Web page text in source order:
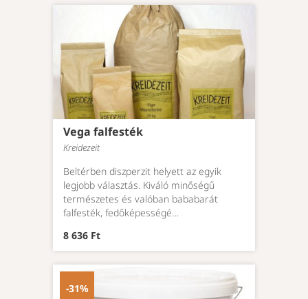
Vega falfesték
Kreidezeit
Beltérben diszperzit helyett az egyik
legjobb választás. Kiváló minőségű
természetes és valóban bababarát
falfesték, fedőképességé…
8 636 Ft
-31%